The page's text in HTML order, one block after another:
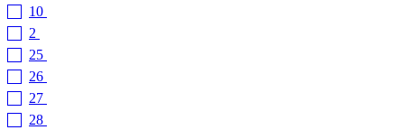
10
2
25
26
27
28